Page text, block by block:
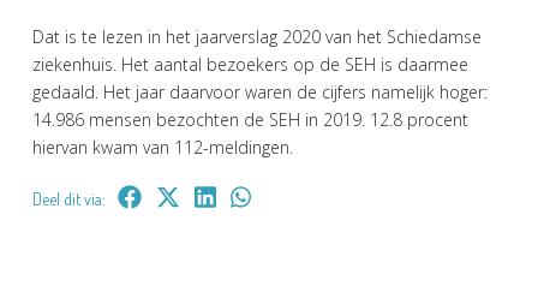
Dat is te lezen in het jaarverslag 2020 van het Schiedamse
ziekenhuis. Het aantal bezoekers op de SEH is daarmee
gedaald. Het jaar daarvoor waren de cijfers namelijk hoger:
14.986 mensen bezochten de SEH in 2019. 12.8 procent
hiervan kwam van 112-meldingen.
Deel dit via: